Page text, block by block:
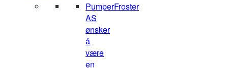
PumperFroster
AS
ønsker
å
være
en